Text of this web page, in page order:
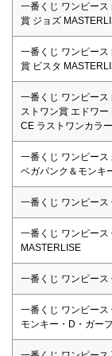
一番くじ ワンピー
賞 ジョズ
一番くじ ワンピー
賞 ビスタ
一番くじ ワンピース
ストワン賞 エドワ
CE ラストワンカラ
一番くじ ワンピー
ベガパンク＆モンキ
一番くじ ワンピー
一番くじ ワンピー
MASTERLISE
一番くじ ワンピー
一番くじ ワンピー
モンキー・D・ガー